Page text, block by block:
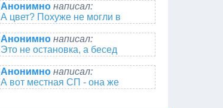
Анонимно написал:
А цвет? Похуже не могли в
Анонимно написал:
Это не остановка, а бесед
Анонимно написал:
А вот местная СП - она же